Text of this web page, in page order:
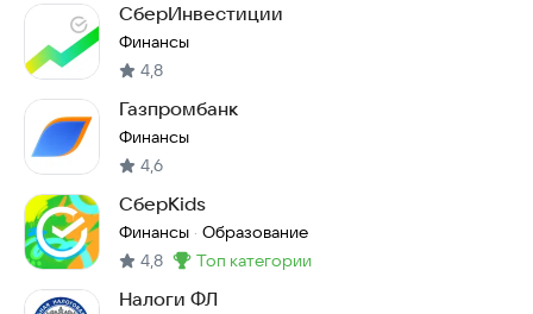
СберИнвестиции
Финансы
4,8
Газпромбанк
Финансы
4,6
СберKids
Финансы · Образование
4,8
Метка:
топ категории
Налоги ФЛ